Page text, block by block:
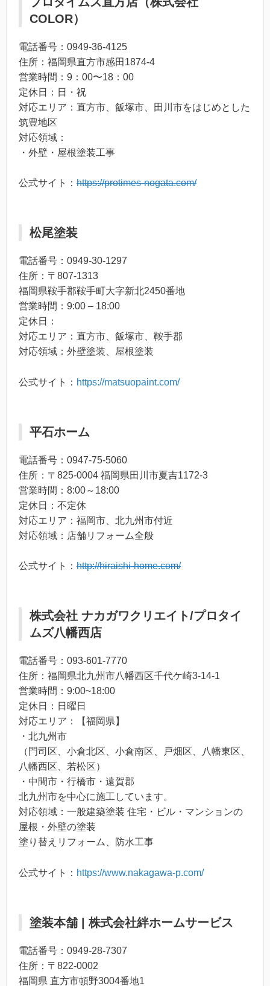
COLOR）
電話番号：0949-36-4125
住所：福岡県直方市感田1874-4
営業時間：9：00〜18：00
定休日：日・祝
対応エリア：直方市、飯塚市、田川市をはじめとした
筑豊地区
対応領域：
・外壁・屋根塗装工事
公式サイト： https://protimes-nogata.com/
松尾塗装
電話番号：0949-30-1297
住所：〒807-1313
福岡県鞍手郡鞍手町大字新北2450番地
営業時間：9:00 – 18:00
定休日：
対応エリア：直方市、飯塚市、鞍手郡
対応領域：外壁塗装、屋根塗装
公式サイト： https://matsuopaint.com/
平石ホーム
電話番号：0947-75-5060
住所：〒825-0004 福岡県田川市夏吉1172-3
営業時間：8:00～18:00
定休日：不定休
対応エリア：福岡市、北九州市付近
対応領域：店舗リフォーム全般
公式サイト： http://hiraishi-home.com/
株式会社 ナカガワクリエイト/プロタイ
ムズ八幡西店
電話番号：093-601-7770
住所：福岡県北九州市八幡西区千代ケ崎3-14-1
営業時間：9:00~18:00
定休日：日曜日
対応エリア：【福岡県】
・北九州市
（門司区、小倉北区、小倉南区、戸畑区、八幡東区、
八幡西区、若松区）
・中間市・行橋市・遠賀郡
北九州市を中心に施工しています。
対応領域：一般建築塗装 住宅・ビル・マンションの
屋根・外壁の塗装
塗り替えリフォーム、防水工事
公式サイト： https://www.nakagawa-p.com/
塗装本舗 | 株式会社絆ホームサービス
電話番号：0949-28-7307
住所：〒822-0002
福岡県 直方市頓野3004番地1